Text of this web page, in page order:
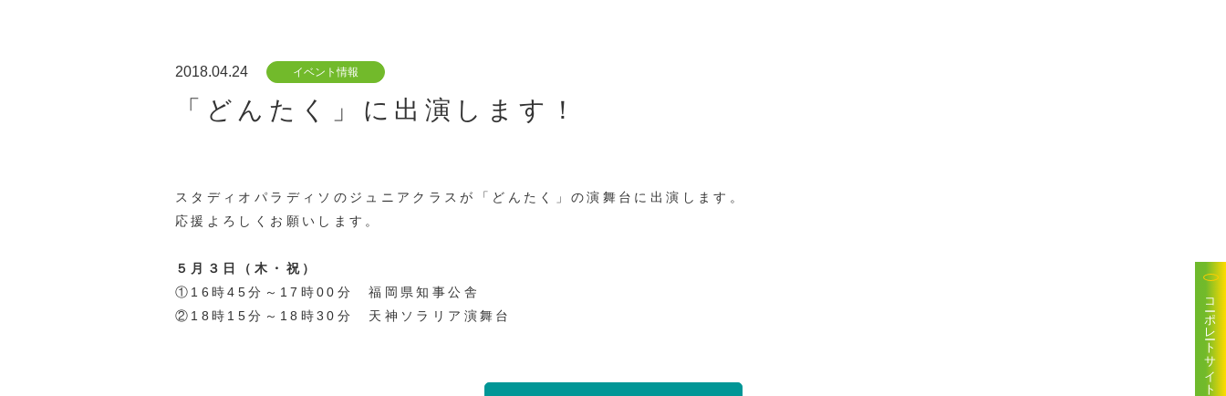
コーポレートサイト
2018.04.24 イベント情報
「どんたく」に出演します！
スタディオパラディソのジュニアクラスが「どんたく」の演舞台に出演します。
応援よろしくお願いします。
５月３日（木・祝）
①16時45分～17時00分 福岡県知事公舎
②18時15分～18時30分 天神ソラリア演舞台